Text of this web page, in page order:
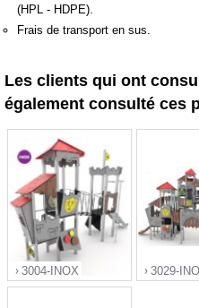
(HPL - HDPE).
Frais de transport en sus.
Les clients qui ont
également consulté ces
3004-INOX 3029-